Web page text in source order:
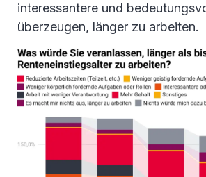
interessantere und
überzeugen, länger zu arbeiten.